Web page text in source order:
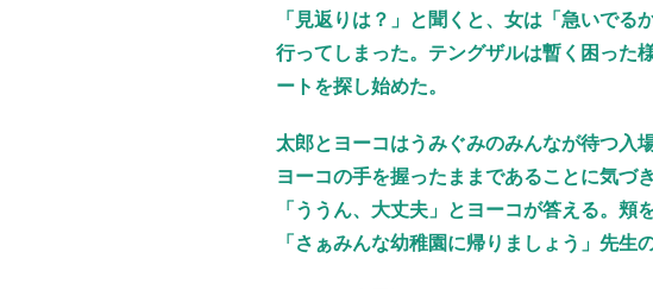
「見返りは？」と聞くと、女は「急いで
行ってしまった。テングザルは暫く困った
ートを探し始めた。
太郎とヨーコはうみぐみのみんなが待つ入
ヨーコの手を握ったままであることに気づ
「ううん、大丈夫」とヨーコが答える。頬
「さぁみんな幼稚園に帰りましょう」先生